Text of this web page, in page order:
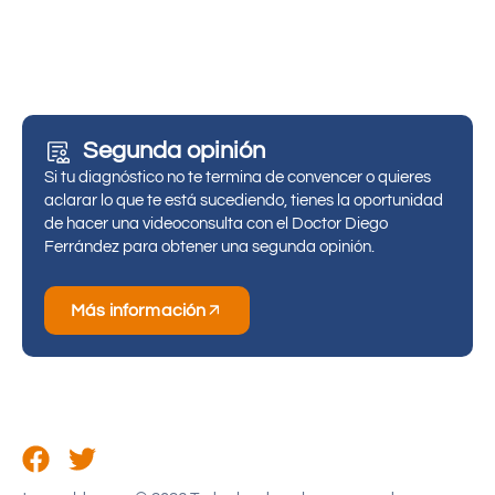
Segunda opinión
Si tu diagnóstico no te termina de convencer o quieres
aclarar lo que te está sucediendo, tienes la oportunidad
de hacer una videoconsulta con el Doctor Diego
Ferrández para obtener una segunda opinión.
Más información